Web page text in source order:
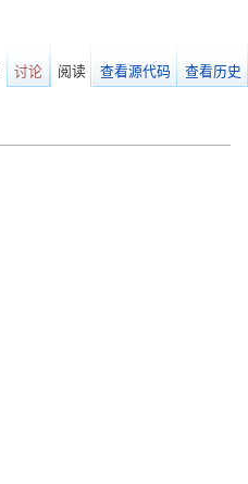
讨论 阅读 查看源代码 查看历史